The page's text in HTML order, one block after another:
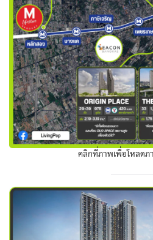
คลิกที่ภาพเพื่อโหลด